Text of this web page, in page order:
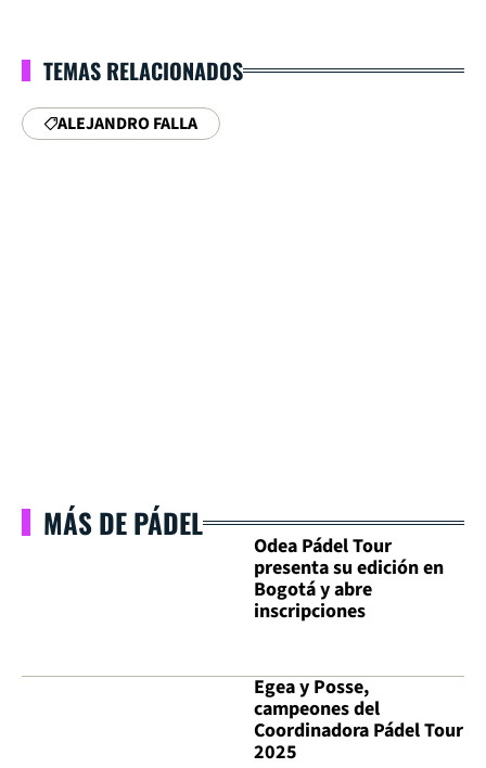
TEMAS RELACIONADOS
ALEJANDRO FALLA
MÁS DE PÁDEL
Odea Pádel Tour
presenta su edición en
Bogotá y abre
inscripciones
Egea y Posse,
campeones del
Coordinadora Pádel Tour
2025